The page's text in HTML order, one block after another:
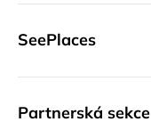
SeePlaces
Partnerská sekce